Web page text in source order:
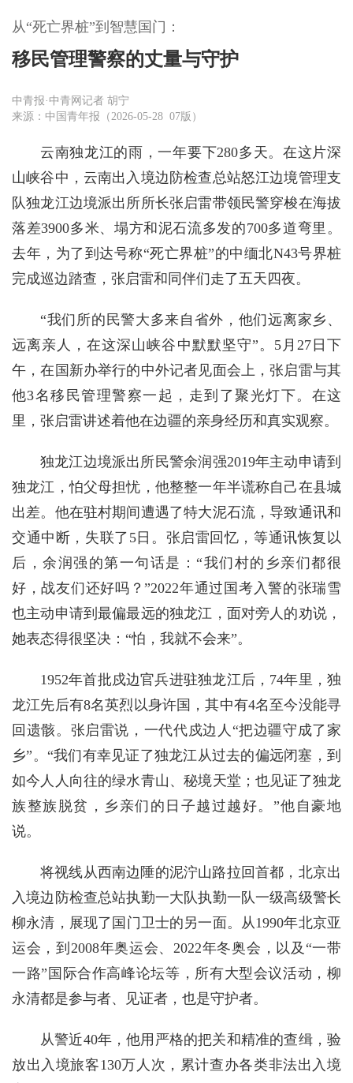
从“死亡界桩”到智慧国门：
移民管理警察的丈量与守护
中青报·中青网记者 胡宁
来源：中国青年报（2026-05-28 07版）
云南独龙江的雨，一年要下280多天。在这片深
山峡谷中，云南出入境边防检查总站怒江边境管理支
队独龙江边境派出所所长张启雷带领民警穿梭在海拔
落差3900多米、塌方和泥石流多发的700多道弯里。
去年，为了到达号称“死亡界桩”的中缅北N43号界桩
完成巡边踏查，张启雷和同伴们走了五天四夜。
“我们所的民警大多来自省外，他们远离家乡、
远离亲人，在这深山峡谷中默默坚守”。5月27日下
午，在国新办举行的中外记者见面会上，张启雷与其
他3名移民管理警察一起，走到了聚光灯下。在这
里，张启雷讲述着他在边疆的亲身经历和真实观察。
独龙江边境派出所民警余润强2019年主动申请到
独龙江，怕父母担忧，他整整一年半谎称自己在县城
出差。他在驻村期间遭遇了特大泥石流，导致通讯和
交通中断，失联了5日。张启雷回忆，等通讯恢复以
后，余润强的第一句话是：“我们村的乡亲们都很
好，战友们还好吗？”2022年通过国考入警的张瑞雪
也主动申请到最偏最远的独龙江，面对旁人的劝说，
她表态得很坚决：“怕，我就不会来”。
1952年首批戍边官兵进驻独龙江后，74年里，独
龙江先后有8名英烈以身许国，其中有4名至今没能寻
回遗骸。张启雷说，一代代戍边人“把边疆守成了家
乡”。“我们有幸见证了独龙江从过去的偏远闭塞，到
如今人人向往的绿水青山、秘境天堂；也见证了独龙
族整族脱贫，乡亲们的日子越过越好。”他自豪地
说。
将视线从西南边陲的泥泞山路拉回首都，北京出
入境边防检查总站执勤一大队执勤一队一级高级警长
柳永清，展现了国门卫士的另一面。从1990年北京亚
运会，到2008年奥运会、2022年冬奥会，以及“一带
一路”国际合作高峰论坛等，所有大型会议活动，柳
永清都是参与者、见证者，也是守护者。
从警近40年，他用严格的把关和精准的查缉，验
放出入境旅客130万人次，累计查办各类非法出入境